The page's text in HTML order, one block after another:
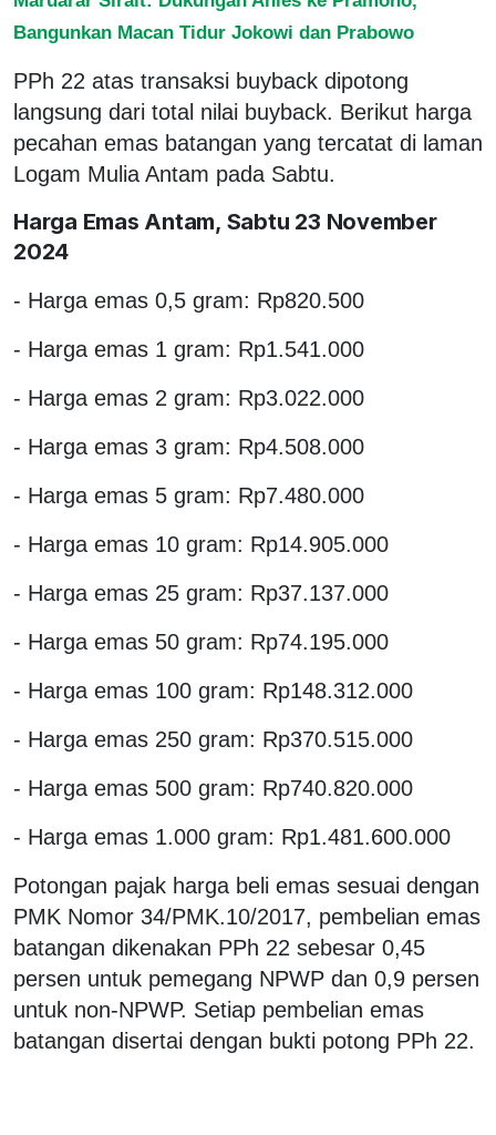
Bangunkan Macan Tidur Jokowi dan Prabowo
PPh 22 atas transaksi buyback dipotong
langsung dari total nilai buyback. Berikut harga
pecahan emas batangan yang tercatat di laman
Logam Mulia Antam pada Sabtu.
Harga Emas Antam, Sabtu 23 November
2024
- Harga emas 0,5 gram: Rp820.500
- Harga emas 1 gram: Rp1.541.000
- Harga emas 2 gram: Rp3.022.000
- Harga emas 3 gram: Rp4.508.000
- Harga emas 5 gram: Rp7.480.000
- Harga emas 10 gram: Rp14.905.000
- Harga emas 25 gram: Rp37.137.000
- Harga emas 50 gram: Rp74.195.000
- Harga emas 100 gram: Rp148.312.000
- Harga emas 250 gram: Rp370.515.000
- Harga emas 500 gram: Rp740.820.000
- Harga emas 1.000 gram: Rp1.481.600.000
Potongan pajak harga beli emas sesuai dengan
PMK Nomor 34/PMK.10/2017, pembelian emas
batangan dikenakan PPh 22 sebesar 0,45
persen untuk pemegang NPWP dan 0,9 persen
untuk non-NPWP. Setiap pembelian emas
batangan disertai dengan bukti potong PPh 22.